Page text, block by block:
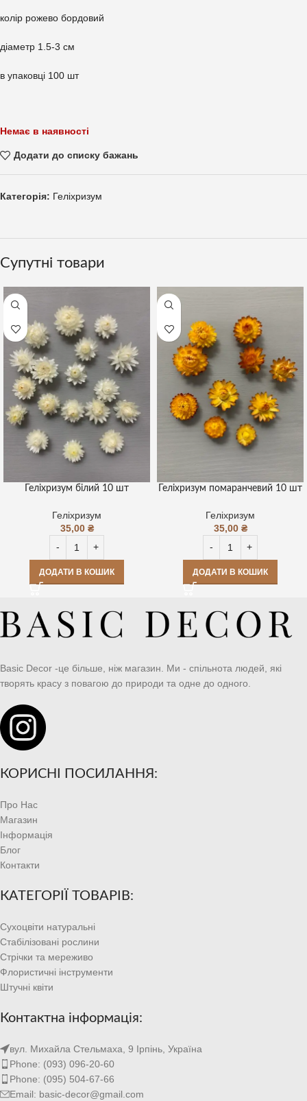
колір рожево бордовий
діаметр 1.5-3 см
в упаковці 100 шт
Немає в наявності
Додати до списку бажань
Категорія: Геліхризум
Супутні товари
Геліхризум білий 10 шт
Геліхризум
35,00 ₴
ДОДАТИ В КОШИК
Геліхризум помаранчевий 10 шт
Геліхризум
35,00 ₴
ДОДАТИ В КОШИК
Basic Decor -це більше, ніж магазин. Ми - спільнота людей, які
творять красу з повагою до природи та одне до одного.
КОРИСНІ ПОСИЛАННЯ:
Про Нас
Магазин
Інформація
Блог
Контакти
КАТЕГОРІЇ ТОВАРІВ:
Сухоцвіти натуральні
Стабілізовані рослини
Стрічки та мереживо
Флористичні інструменти
Штучні квіти
Контактна інформація:
вул. Михайла Стельмаха, 9 Ірпінь, Україна
Phone: (093) 096-20-60
Phone: (095) 504-67-66
Email: basic-decor@gmail.com